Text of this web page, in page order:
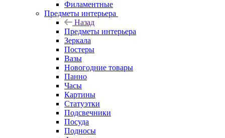
Филаментные
Предметы интерьера
Назад
Предметы интерьера
Зеркала
Постеры
Вазы
Новогодние товары
Панно
Часы
Картины
Статуэтки
Подсвечники
Посуда
Подносы